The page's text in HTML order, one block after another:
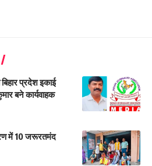
प्रदेश इकाई
बने कार्यवाहक
में 10 जरूरतमंद